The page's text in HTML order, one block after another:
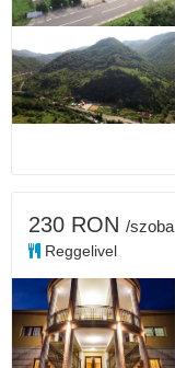
230 RON /szoba
Reggelivel